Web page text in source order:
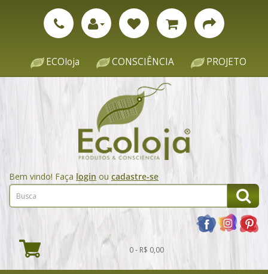
ECOloja CONSCIÊNCIA PROJETO
Bem vindo! Faça login ou cadastre-se
0 - R$ 0,00